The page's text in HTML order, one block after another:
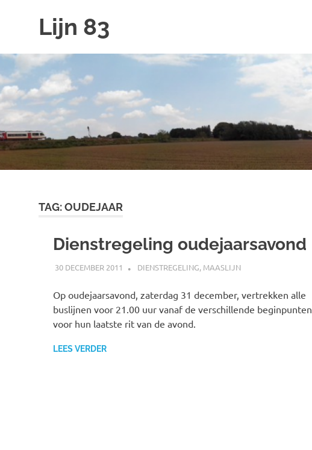
inhoud
Lijn 83
TAG:OUDEJAAR
Dienstregeling oudejaarsavond
30 DECEMBER 2011 JOHAN
DIENSTREGELING, MAASLIJN
Op oudejaarsavond, zaterdag 31 december, vertrekken alle
buslijnen voor 21.00 uur vanaf de verschillende beginpunten
voor hun laatste rit van de avond.
LEES VERDER